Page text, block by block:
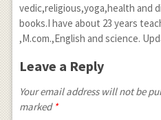
vedic,religious,yoga,health and
books.I have about 23 years
,M.com.,English and science.
Leave a Reply
Your email address will not be
marked *